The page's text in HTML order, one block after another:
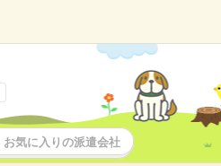
お気に入りの派遣会社